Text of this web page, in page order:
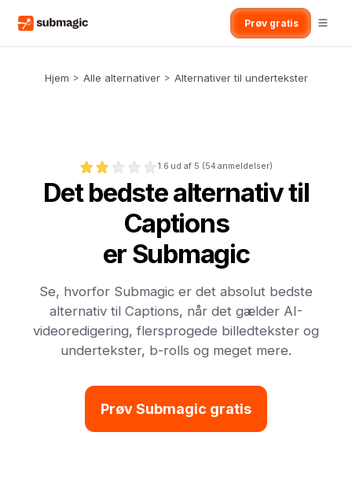
Prøv gratis
Hjem > Alle alternativer > Alternativer til undertekster
1.6 ud af 5 (54 anmeldelser)
Det bedste alternativ til
Captions
er Submagic
Se, hvorfor Submagic er det absolut bedste
alternativ til Captions, når det gælder AI-
videoredigering, flersprogede billedtekster og
undertekster, b-rolls og meget mere.
Prøv Submagic gratis